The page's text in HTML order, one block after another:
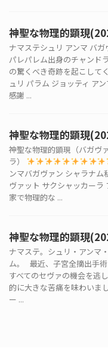
神聖な物理的顕現
ナマステシュリ アンマ バ
パレパレム出身のチャンド
の驚くべき奇跡を起こして
ュリ パラム ジョッティ ア
感謝 ...
神聖な物理的顕現
神聖な物理的顕現（バガヴ
ラ）
ンマバガヴァン シャラナ
ヴァット サクシャッカーラ
家で物理的な ...
神聖な物理的顕現
ナマステ。シュリ・アンマ
ム。 最近、子宮全摘出手
すべてのセヴァの機会を逃
的に大きな苦痛を味わいま
ー ...